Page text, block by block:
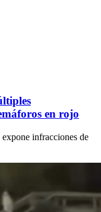
en rojo
infracciones de